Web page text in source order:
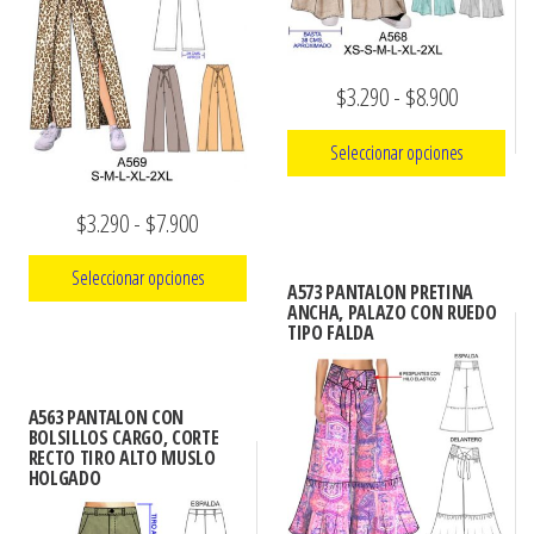
en
la
página
de
producto
pueden
elegir
en
la
página
de
producto
$3.290- $8.900Rango
de
precios:
hasta
Seleccionar opciones
múltiples
Las
opciones
pueden
elegir
$3.290- $7.900Rango
de
precios:
$7.900
Seleccionar opciones
múltiples
variantes.
Las
A573 PANTALON PRETINA
ANCHA, PALAZO CON RUEDO
TIPO FALDA
A563 PANTALON CON
BOLSILLOS CARGO, CORTE
RECTO TIRO ALTO MUSLO
HOLGADO